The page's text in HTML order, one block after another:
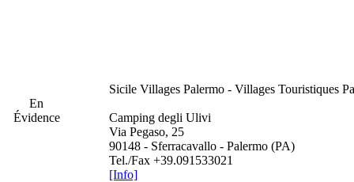
En
Évidence
Sicile Villages Palermo - Villages Touristiques
Camping degli Ulivi
Via Pegaso, 25
90148 - Sferracavallo - Palermo (PA)
Tel./Fax +39.091533021
[Info]